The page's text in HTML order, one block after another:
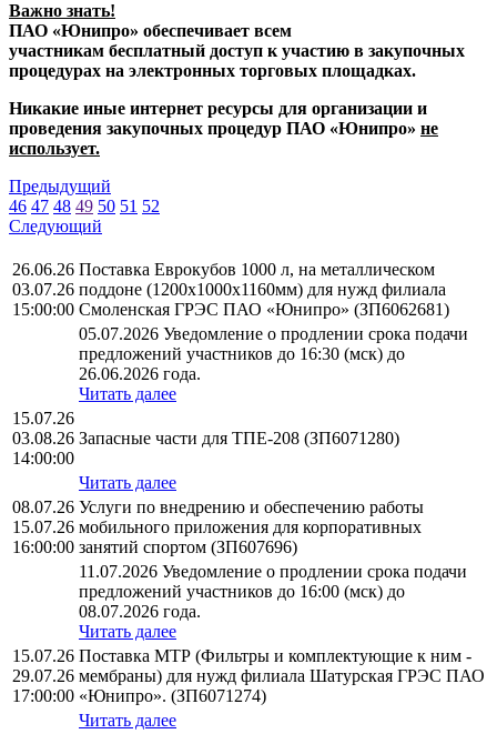
Важно знать!
ПАО «Юнипро» обеспечивает всем
участникам бесплатный доступ к участию в закупочных
процедурах на электронных торговых площадках.
Никакие иные интернет ресурсы для организации и
проведения закупочных процедур ПАО «Юнипро» не
использует.
Предыдущий
46 47 48 49 50 51 52
Следующий
26.06.26
03.07.26
15:00:00
Поставка Еврокубов 1000 л, на металлическом
поддоне (1200х1000х1160мм) для нужд филиала
Смоленская ГРЭС ПАО «Юнипро» (ЗП6062681)
05.07.2026 Уведомление о продлении срока подачи
предложений участников до 16:30 (мск) до
26.06.2026 года.
Читать далее
15.07.26
03.08.26
14:00:00
Запасные части для ТПЕ-208 (ЗП6071280)
Читать далее
08.07.26
15.07.26
16:00:00
Услуги по внедрению и обеспечению работы
мобильного приложения для корпоративных
занятий спортом (ЗП607696)
11.07.2026 Уведомление о продлении срока подачи
предложений участников до 16:00 (мск) до
08.07.2026 года.
Читать далее
15.07.26
29.07.26
17:00:00
Поставка МТР (Фильтры и комплектующие к ним -
мембраны) для нужд филиала Шатурская ГРЭС ПАО
«Юнипро». (ЗП6071274)
Читать далее